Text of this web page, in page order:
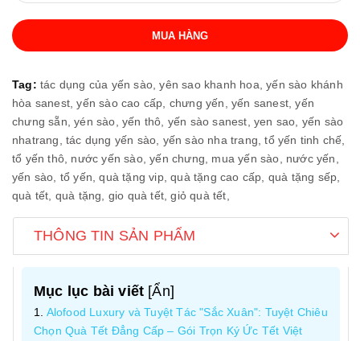
MUA HÀNG
Tag: tác dụng của yến sào,yên sao khanh hoa,yến sào khánh
hòa sanest,yến sào cao cấp, chưng yến,yến sanest,yến
chưng sẵn,yén sào,yến thô, yến sào sanest,yen sao, yến sào
nhatrang, tác dụng yến sào, yến sào nha trang,tổ yến tinh chế,
tổ yến thô, nước yến sào,yến chưng, mua yến sào, nước yến,
yến sào, tổ yến,quà tặng vip,quà tặng cao cấp, quà tặng sếp,
quà tết, quà tặng, gio quà tết,giỏ quà tết,
THÔNG TIN SẢN PHẨM
Mục lục bài viết [Ẩn]
Alofood Luxury và Tuyệt Tác "Sắc Xuân": Tuyệt Chiêu
Chọn Quà Tết Đẳng Cấp – Gói Trọn Ký Ức Tết Việt